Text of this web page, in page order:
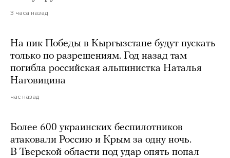
3 часа назад
На пик Победы в Кыргызстане будут пускать
только по разрешениям. Год назад там
погибла российская альпинистка Наталья
Наговицина
час назад
Более 600 украинских беспилотников
атаковали Россию и Крым за одну ночь.
В Тверской области под удар опять попал